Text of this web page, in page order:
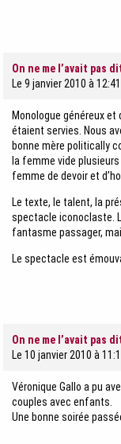
On ne me l’avait pas
Le 9 janvier 2010 à 12:41
Monologue généreux
étaient servies. Nous
bonne mère politically
la femme vide
femme de devoir et
Le texte, le talent, la
spectacle iconoclaste.
fantasme passager,
Le spectacle est
On ne me l’avait pas
Le 10 janvier 2010 à
Véronique Gallo a pu
couples avec enfants.
Une bonne soirée